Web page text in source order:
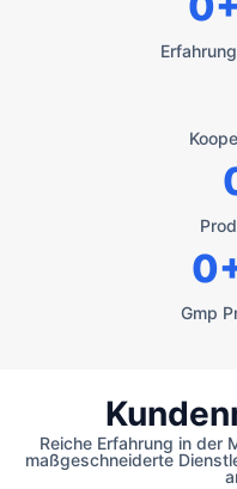
Gmp
0
Reiche Erfahrung in der
maßgeschneiderte